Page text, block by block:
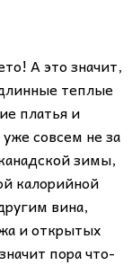
А это значит,
теплые
платья и
совсем не за
зимы,
калорийной
вина,
и открытых
пора что-